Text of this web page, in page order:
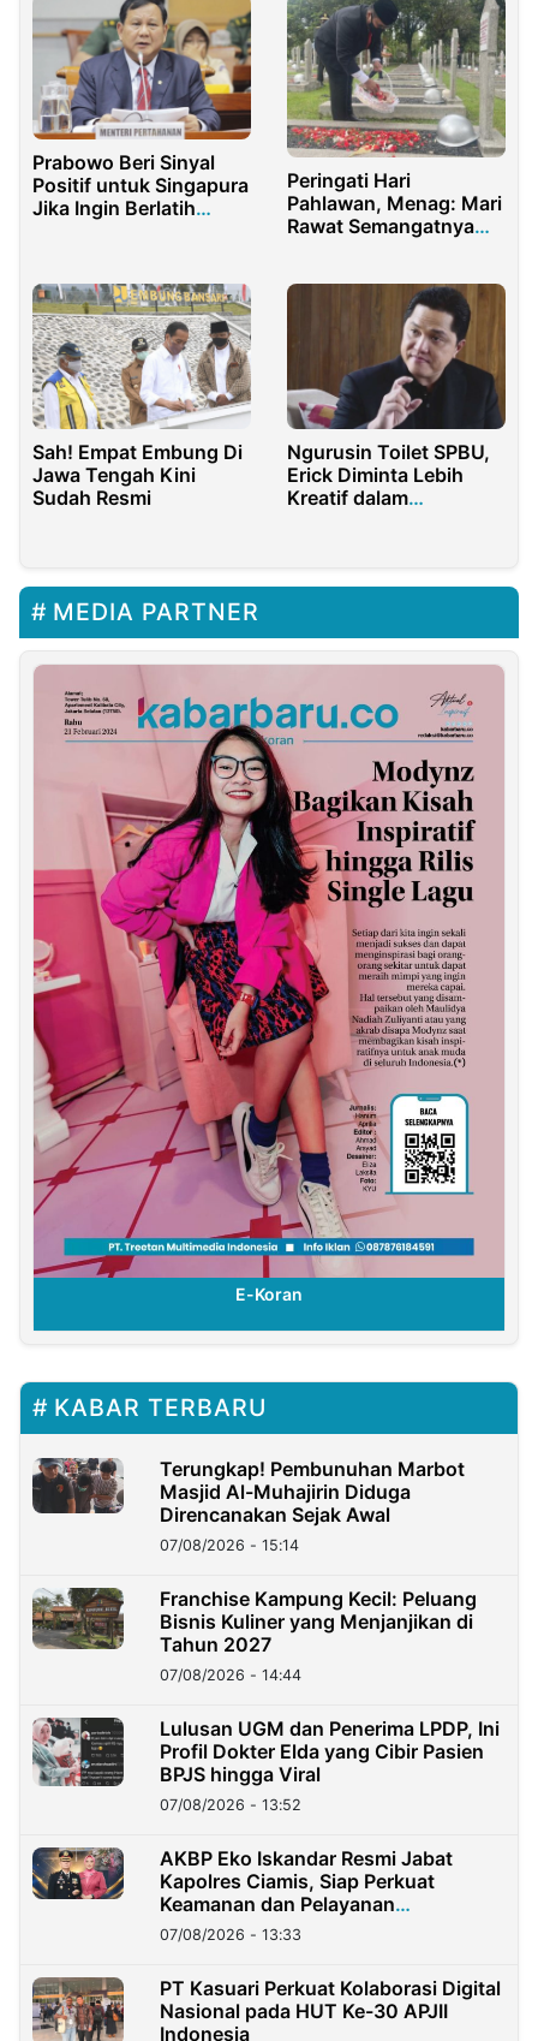
Prabowo Beri Sinyal
Positif untuk Singapura
Jika Ingin Berlatih
Peringati Hari
Pahlawan, Menag: Mari
Rawat Semangatnya
Sah! Empat Embung Di
Jawa Tengah Kini
Sudah Resmi
Ngurusin Toilet SPBU,
Erick Diminta Lebih
Kreatif dalam
MEDIA PARTNER
E-Koran
KABAR TERBARU
Terungkap! Pembunuhan Marbot
Masjid Al-Muhajirin Diduga
Direncanakan Sejak Awal
07/08/2026 - 15:14
Franchise Kampung Kecil: Peluang
Bisnis Kuliner yang Menjanjikan di
Tahun 2027
07/08/2026 - 14:44
Lulusan UGM dan Penerima LPDP, Ini
Profil Dokter Elda yang Cibir Pasien
BPJS hingga Viral
07/08/2026 - 13:52
AKBP Eko Iskandar Resmi Jabat
Kapolres Ciamis, Siap Perkuat
Keamanan dan Pelayanan
Masyarakat
07/08/2026 - 13:33
PT Kasuari Perkuat Kolaborasi Digital
Nasional pada HUT Ke-30 APJII
Indonesia